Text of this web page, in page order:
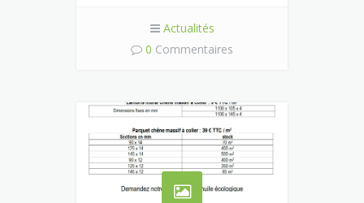
Actualités
0 Commentaires